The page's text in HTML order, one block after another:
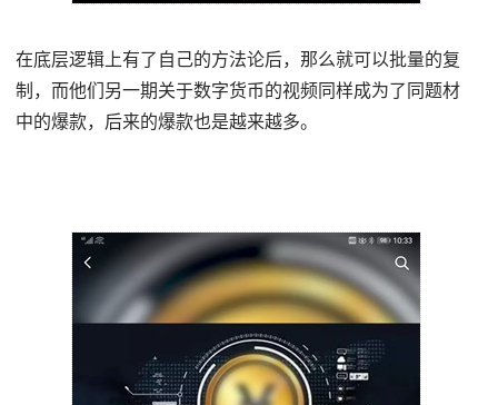
在底层逻辑上有了自己的方法论后，那么就可以批量的复
制，而他们另一期关于数字货币的视频同样成为了同题材
中的爆款，后来的爆款也是越来越多。